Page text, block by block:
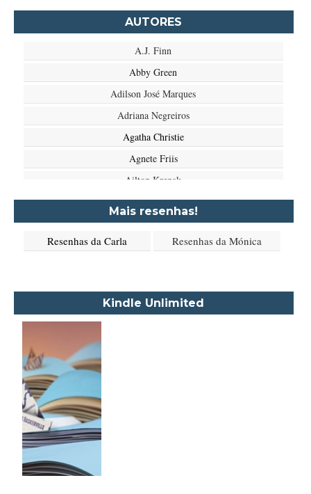
AUTORES
A.J. Finn
Abby Green
Adilson José Marques
Adriana Negreiros
Agatha Christie
Agnete Friis
Ailton Krenak
Aimée de Jongh
Aione Simões
Alexandre Dumas Filho
Mais resenhas!
Resenhas da Carla Resenhas da Mónica
Kindle Unlimited